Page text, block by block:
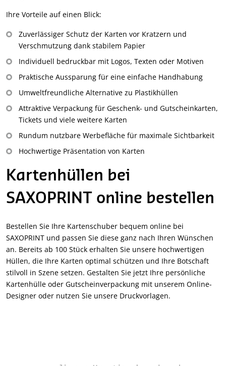
Ihre Vorteile auf einen Blick:
Zuverlässiger Schutz der Karten vor Kratzern und
Verschmutzung dank stabilem Papier
Individuell bedruckbar mit Logos, Texten oder Motiven
Praktische Aussparung für eine einfache Handhabung
Umweltfreundliche Alternative zu Plastikhüllen
Attraktive Verpackung für Geschenk- und Gutscheinkarten,
Tickets und viele weitere Karten
Rundum nutzbare Werbefläche für maximale Sichtbarkeit
Hochwertige Präsentation von Karten
Kartenhüllen bei
SAXOPRINT online bestellen
Bestellen Sie Ihre Kartenschuber bequem online bei
SAXOPRINT und passen Sie diese ganz nach Ihren Wünschen
an. Bereits ab 100 Stück erhalten Sie unsere hochwertigen
Hüllen, die Ihre Karten optimal schützen und Ihre Botschaft
stilvoll in Szene setzen. Gestalten Sie jetzt Ihre persönliche
Kartenhülle oder Gutscheinverpackung mit unserem Online-
Designer oder nutzen Sie unsere Druckvorlagen.